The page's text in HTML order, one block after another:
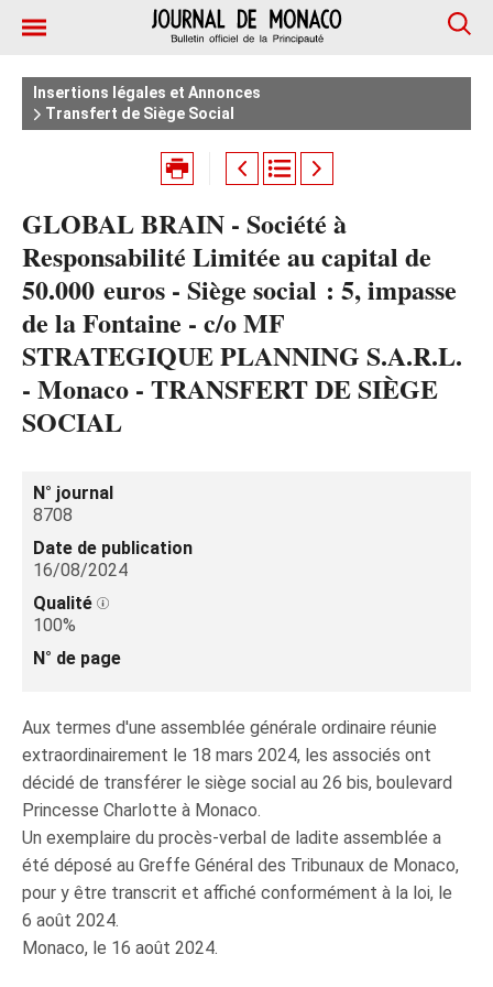
Insertions légales et Annonces
Transfert de Siège Social
GLOBAL BRAIN - Société à
Responsabilité Limitée au capital de
50.000 euros - Siège social : 5, impasse
de la Fontaine - c/o MF
STRATEGIQUE PLANNING S.A.R.L.
- Monaco - TRANSFERT DE SIÈGE
SOCIAL
N° journal
8708
Date de publication
16/08/2024
Qualité
100%
N° de page
Aux termes d'une assemblée générale ordinaire réunie
extraordinairement le 18 mars 2024, les associés ont
décidé de transférer le siège social au 26 bis, boulevard
Princesse Charlotte à Monaco.
Un exemplaire du procès-verbal de ladite assemblée a
été déposé au Greffe Général des Tribunaux de Monaco,
pour y être transcrit et affiché conformément à la loi, le
6 août 2024.
Monaco, le 16 août 2024.